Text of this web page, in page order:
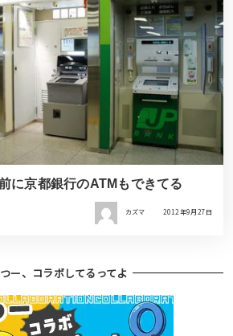
に京都銀行のATMもできてる
カズマ 2012年9月27日
ー、コラボしてるってよ